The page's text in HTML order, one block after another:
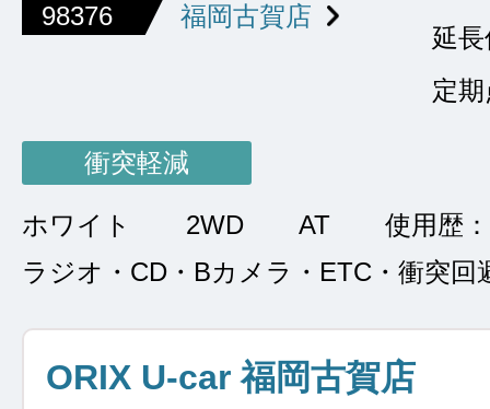
98376 福岡古賀店
延
定
衝突軽減
ホワイト 2WD AT
使用歴
ラジオ・CD・Bカメラ・ETC・衝突回
ORIX U-car 福岡古賀店